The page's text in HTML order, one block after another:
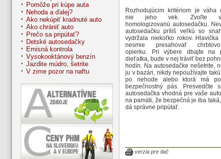
Pomôže pri kúpe auta
Nehoda a ďalej?
Ako nekúpiť kradnuté auto
Ako chrániť auto
Prečo sa pripútať?
Detské autosedačky
Emisná kontrola
Vysokooktánový benzín
Jazdite múdro, šetrite
V zime pozor na naftu
Rozhodujúcim kritériom je váha
nie jeho vek. Zvoľte
homologizovanú autosedačku.
autosedačku príliš veľkú so
vydržala niekoľko rokov.
nesmie presahovať chrbtovo-
opierku. Pri výbere dbajte na
dieťatka, bude v nej tráviť bez
hodín. Na autosedačke nešetrite,
ju v bazári, nikdy nepoužívajte
po nehode alebo ktorá má
bezpečnostný pás. Presvedčte
autosedačka vhodná pre vaše
na pamäti, že bezpečná je iba
dá správne pripútať.
Kategórie autosedačiek
verzia pre tlač